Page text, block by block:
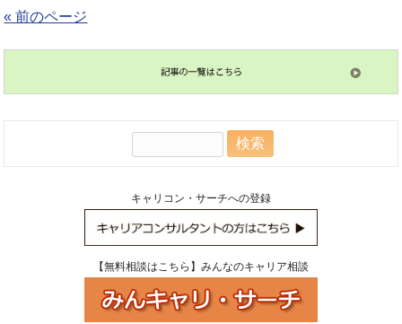
« 前のページ
キャリコン・サーチへの登録
【無料相談はこちら】みんなのキャリア相談